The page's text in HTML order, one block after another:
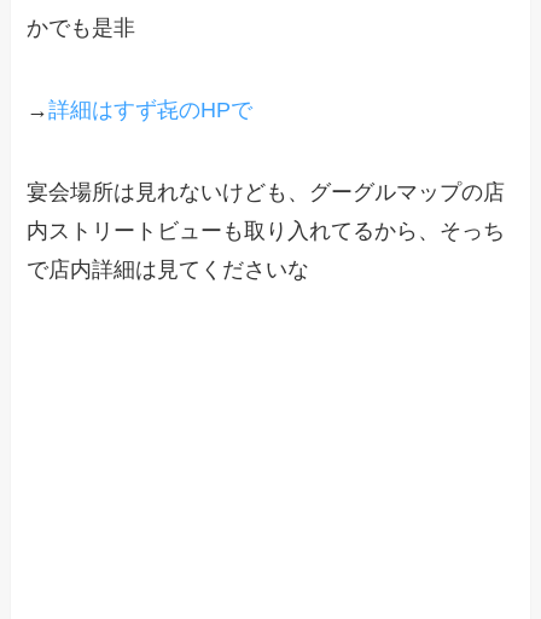
かでも是非
→詳細はすず㐂のHPで
宴会場所は見れないけども、グーグルマップの店
内ストリートビューも取り入れてるから、そっち
で店内詳細は見てくださいな